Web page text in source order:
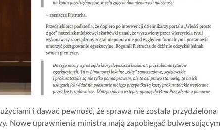
i dawać pewność, że sprawa nie została przydzielona
Nowe uprawnienia ministra mają zapobiegać bulwersującym